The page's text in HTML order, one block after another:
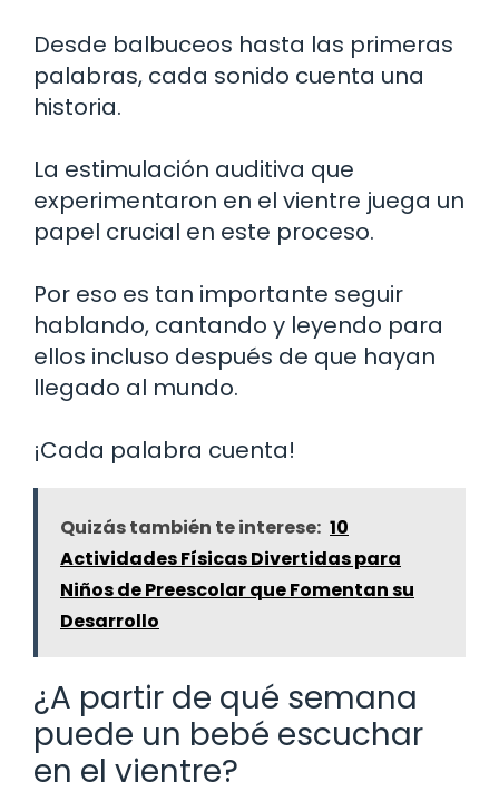
Desde balbuceos hasta las primeras
palabras, cada sonido cuenta una
historia.
La estimulación auditiva que
experimentaron en el vientre juega un
papel crucial en este proceso.
Por eso es tan importante seguir
hablando, cantando y leyendo para
ellos incluso después de que hayan
llegado al mundo.
¡Cada palabra cuenta!
Quizás también te interese: 10
Actividades Físicas Divertidas para
Niños de Preescolar que Fomentan su
Desarrollo
¿A partir de qué semana
puede un bebé escuchar
en el vientre?